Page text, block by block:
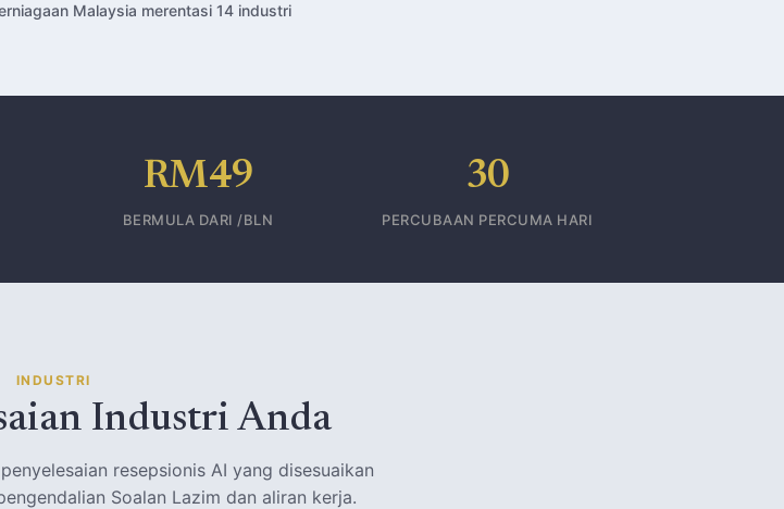
Malaysia merentasi 14 industri
RM49
BERMULA DARI /BLN
30
PERCUBAAN PERCUMA HARI
INDUSTRI
Industri Anda
resepsionis AI yang disesuaikan
Soalan Lazim dan aliran kerja.